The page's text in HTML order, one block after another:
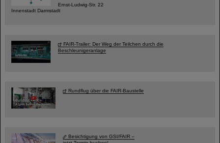
Ernst-Ludwig-Str. 22
Innenstadt Darmstadt
FAIR-Trailer: Der Weg der Teilchen durch die
Beschleunigeranlage
Rundflug über die FAIR-Baustelle
Besichtigung von GSI/FAIR –